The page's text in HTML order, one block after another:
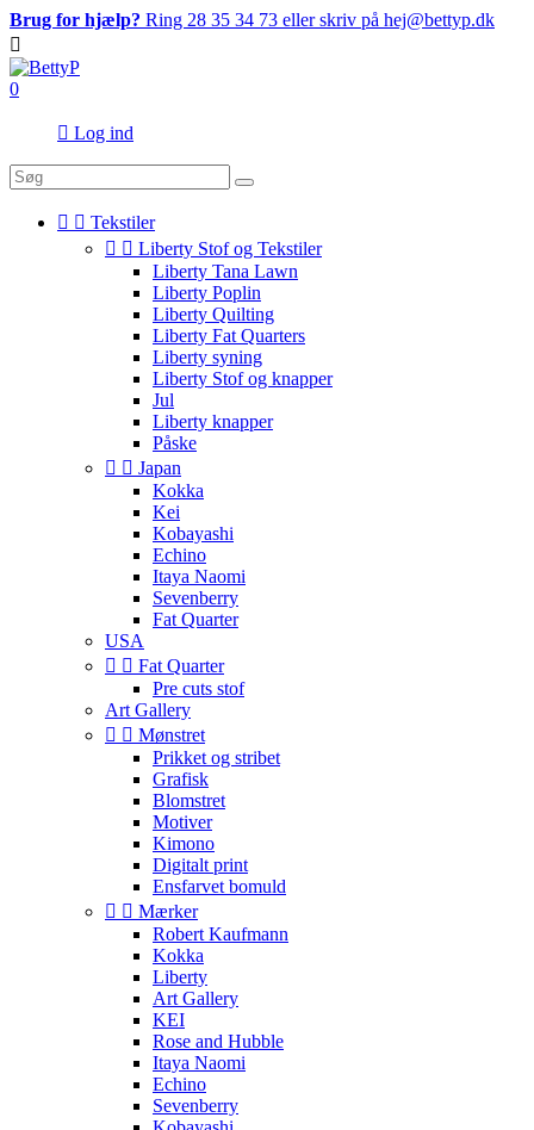
Brug for hjælp? Ring 28 35 34 73 eller skriv på hej@bettyp.dk

0
 Log ind
  Tekstiler
  Liberty Stof og Tekstiler
Liberty Tana Lawn
Liberty Poplin
Liberty Quilting
Liberty Fat Quarters
Liberty syning
Liberty Stof og knapper
Jul
Liberty knapper
Påske
  Japan
Kokka
Kei
Kobayashi
Echino
Itaya Naomi
Sevenberry
Fat Quarter
USA
  Fat Quarter
Pre cuts stof
Art Gallery
  Mønstret
Prikket og stribet
Grafisk
Blomstret
Motiver
Kimono
Digitalt print
Ensfarvet bomuld
  Mærker
Robert Kaufmann
Kokka
Liberty
Art Gallery
KEI
Rose and Hubble
Itaya Naomi
Echino
Sevenberry